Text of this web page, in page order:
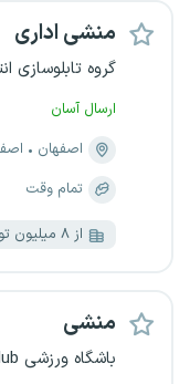
منشی اداری
گروه تابلوسازی
ارسال آسان
اصفهان
تمام وقت
از ۸ میلیون تومان
منشی
باشگاه ورزشی Ironfitclub